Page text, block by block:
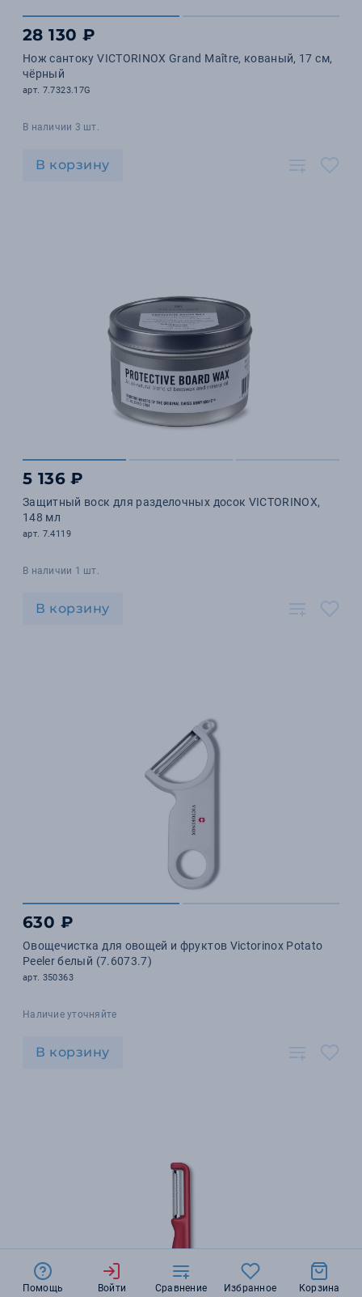
28 130 ₽
Нож сантоку VICTORINOX Grand Maître, кованый, 17 см,
чёрный
арт. 7.7323.17G
В наличии 3 шт.
В корзину
5 136 ₽
Защитный воск для разделочных досок VICTORINOX,
148 мл
арт. 7.4119
В наличии 1 шт.
В корзину
630 ₽
Овощечистка для овощей и фруктов Victorinox Potato
Peeler белый (7.6073.7)
арт. 350363
Наличие уточняйте
В корзину
Помощь Войти Сравнение Избранное Корзина